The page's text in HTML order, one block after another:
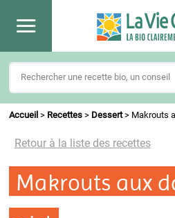
Accueil > Recettes> Dessert> Makrouts
Retour à la liste des recettes
Makrouts aux